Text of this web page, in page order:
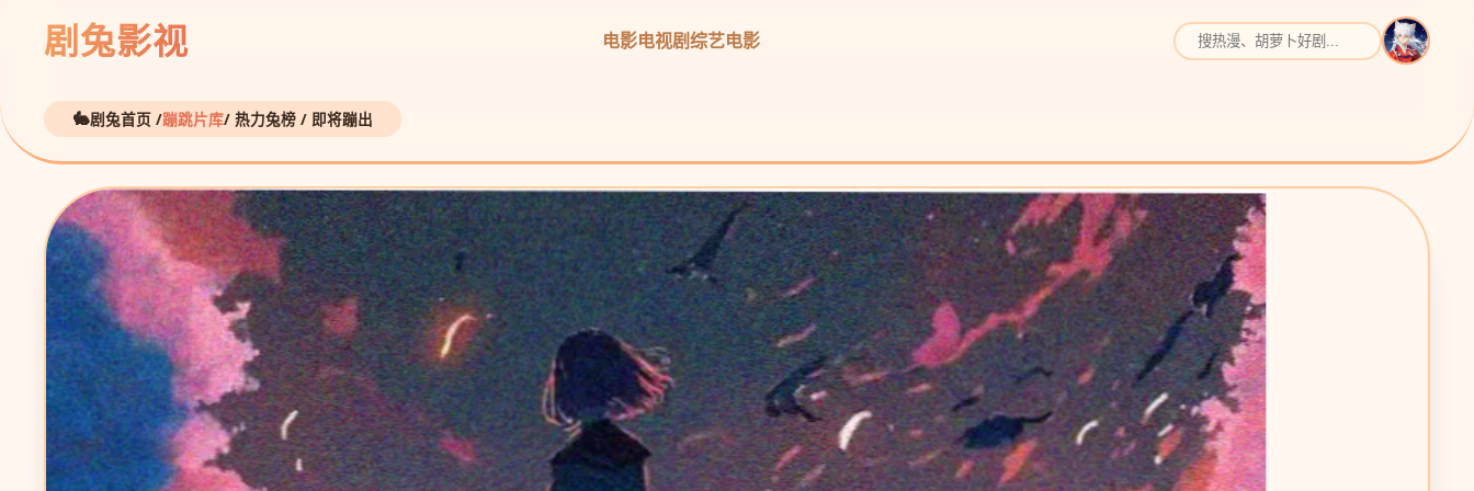
剧兔影视 电影电视剧综艺电影
剧兔首页 /蹦跳片库/ 热力兔榜 / 即将蹦出